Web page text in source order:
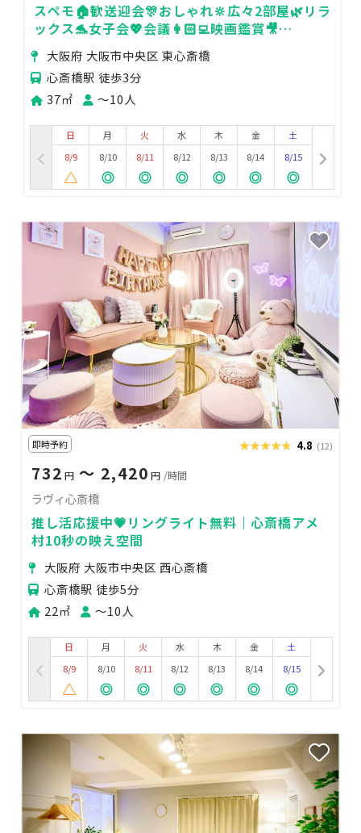
スペモ🏠歓送迎会🎊おしゃれ🔆広々2部屋🌿リラ
ックス🐬女子会💖会議👩🏻‍💻映画鑑賞🎥
385_Calme心斎橋
大阪府 大阪市中央区 東心斎橋
心斎橋駅 徒歩3分
37㎡
〜10人
日
8/9
月
8/10
火
8/11
水
8/12
木
8/13
金
8/14
土
8/15
即時予約 ★★★★★
★★★★★ 4.8 (12)
732 円 〜 2,420 円 /時間
ラヴィ心斎橋
推し活応援中💗リングライト無料｜心斎橋アメ
村10秒の映え空間
大阪府 大阪市中央区 西心斎橋
心斎橋駅 徒歩5分
22㎡
〜10人
日
8/9
月
8/10
火
8/11
水
8/12
木
8/13
金
8/14
土
8/15